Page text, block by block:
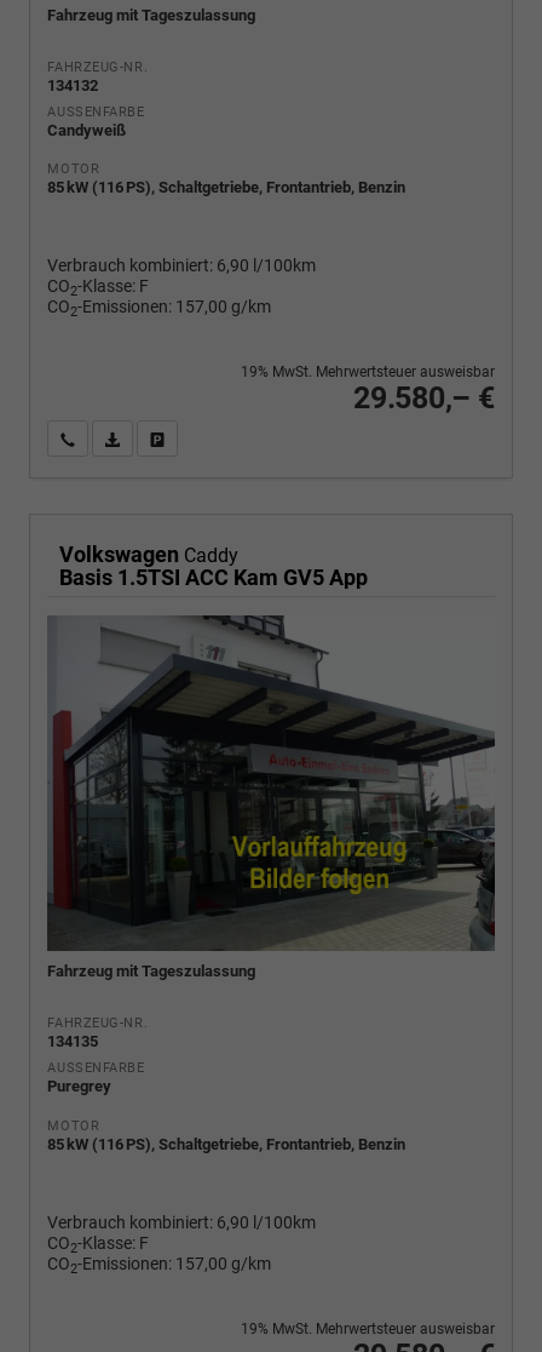
Fahrzeug mit Tageszulassung
FAHRZEUG-NR.
134132
AUSSENFARBE
Candyweiß
MOTOR
85 kW (116 PS), Schaltgetriebe, Frontantrieb, Benzin
Verbrauch kombiniert: 6,90 l/100km
CO2-Klasse: F
CO2-Emissionen: 157,00 g/km
29.580,– €
19% MwSt. Mehrwertsteuer ausweisbar
Wir rufen Sie anPDF-Fahrzeugexposé drucken
Volkswagen Caddy
Basis 1.5TSI ACC Kam GV5 App
Fahrzeug mit Tageszulassung
FAHRZEUG-NR.
134135
AUSSENFARBE
Puregrey
MOTOR
85 kW (116 PS), Schaltgetriebe, Frontantrieb, Benzin
Verbrauch kombiniert: 6,90 l/100km
CO2-Klasse: F
CO2-Emissionen: 157,00 g/km
19% MwSt. Mehrwertsteuer ausweisbar